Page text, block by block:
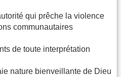
qui prêche la violence
communautaires
de toute interprétation
nature bienveillante de Dieu